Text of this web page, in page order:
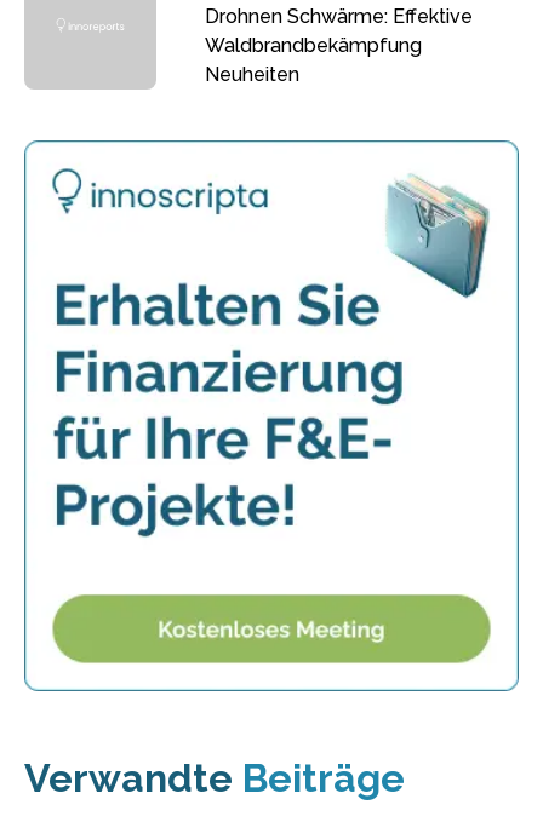
Drohnen Schwärme: Effektive
Waldbrandbekämpfung
Neuheiten
Verwandte Beiträge